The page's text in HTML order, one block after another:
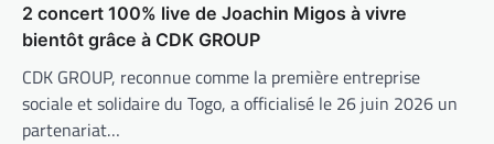
2 concert 100% live de Joachin Migos à vivre
bientôt grâce à CDK GROUP
CDK GROUP, reconnue comme la première entreprise
sociale et solidaire du Togo, a officialisé le 26 juin 2026 un
partenariat…